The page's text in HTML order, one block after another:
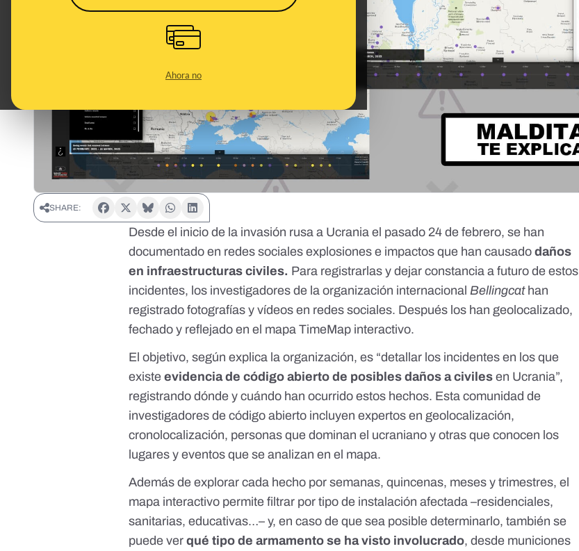
Ahora no
SHARE:
Desde el inicio de la invasión rusa a Ucrania el pasado 24 de febrero, se han
documentado en redes sociales explosiones e impactos que han causadodaños
en infraestructuras civiles. Para registrarlas y dejar constancia a futuro de estos
incidentes, los investigadores de la organización internacionalBellingcathan
registrado fotografías y vídeos en redes sociales. Después los han geolocalizado,
fechado y reflejado en el mapa TimeMap interactivo.
El objetivo, según explica la organización, es “detallar los incidentes en los que
existeevidencia de código abierto de posibles daños a civilesen Ucrania”,
registrando dónde y cuándo han ocurrido estos hechos. Esta comunidad de
investigadores de código abierto incluyen expertos en geolocalización,
cronolocalización, personas que dominan el ucraniano y otras que conocen los
lugares y eventos que se analizan en el mapa.
Además de explorar cada hecho por semanas, quincenas, meses y trimestres, el
mapa interactivo permite filtrar por tipo de instalación afectada –residenciales,
sanitarias, educativas…– y, en caso de que sea posible determinarlo, también se
puede ver qué tipo de armamento se ha visto involucrado, desde municiones